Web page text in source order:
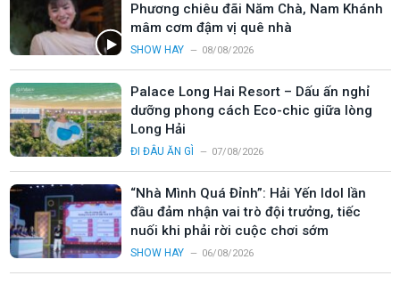
Phương chiêu đãi Năm Chà, Nam Khánh
mâm cơm đậm vị quê nhà
SHOW HAY 08/08/2026
Palace Long Hai Resort – Dấu ấn nghỉ
dưỡng phong cách Eco-chic giữa lòng
Long Hải
ĐI ĐÂU ĂN GÌ 07/08/2026
“Nhà Mình Quá Đỉnh”: Hải Yến Idol lần
đầu đảm nhận vai trò đội trưởng, tiếc
nuối khi phải rời cuộc chơi sớm
SHOW HAY 06/08/2026